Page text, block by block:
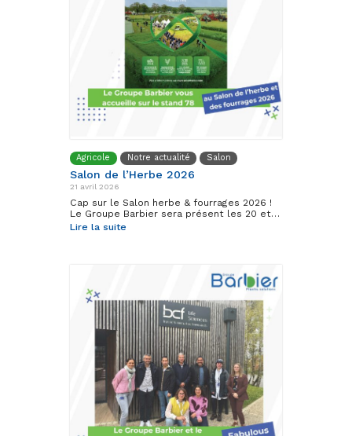
Agricole Notre actualité Salon
Salon de l’Herbe 2026
21 avril 2026
Cap sur le Salon herbe & fourrages 2026 !
Le Groupe Barbier sera présent les 20 et…
Lire la suite